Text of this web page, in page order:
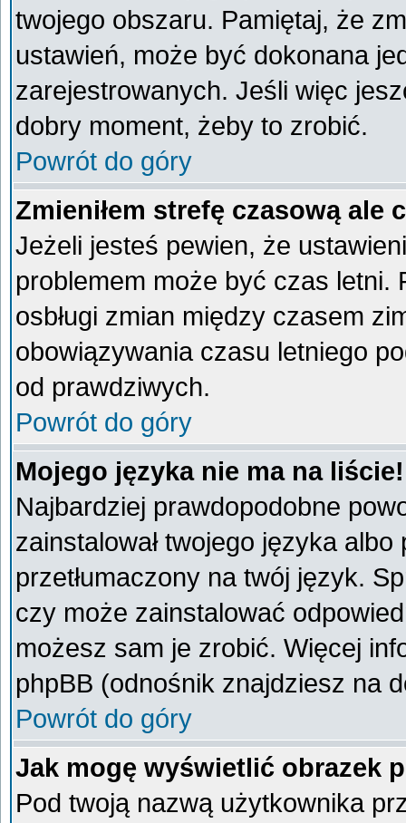
twojego obszaru. Pamiętaj, że
ustawień, może być dokonana
zarejestrowanych. Jeśli więc
dobry moment, żeby to zrobić.
Powrót do góry
Zmieniłem strefę czasową ale
Jeżeli jesteś pewien, że
problemem może być czas letni.
osbługi zmian między czasem
obowiązywania czasu letniego
od prawdziwych.
Powrót do góry
Mojego języka nie ma na liście!
Najbardziej prawdopodobne
zainstalował twojego języka
przetłumaczony na twój język.
czy może zainstalować
możesz sam je zrobić. Więcej
phpBB (odnośnik znajdziesz na
Powrót do góry
Jak mogę wyświetlić obrazek
Pod twoją nazwą użytkownika